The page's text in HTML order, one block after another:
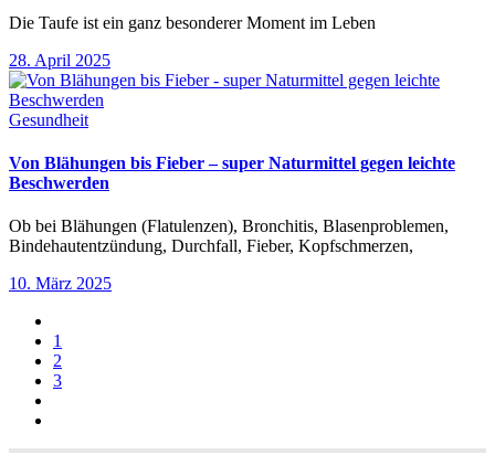
Die Taufe ist ein ganz besonderer Moment im Leben
28. April 2025
Gesundheit
Von Blähungen bis Fieber – super Naturmittel gegen leichte
Beschwerden
Ob bei Blähungen (Flatulenzen), Bronchitis, Blasenproblemen,
Bindehautentzündung, Durchfall, Fieber, Kopfschmerzen,
10. März 2025
1
2
3